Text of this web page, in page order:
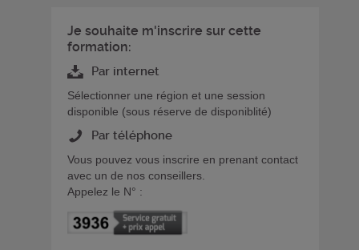
Je souhaite m'inscrire sur cette
formation:
Par internet
Sélectionner une région et une session
disponible (sous réserve de disponiblité)
Par téléphone
Vous pouvez vous inscrire en prenant contact
avec un de nos conseillers.
Appelez le N° :